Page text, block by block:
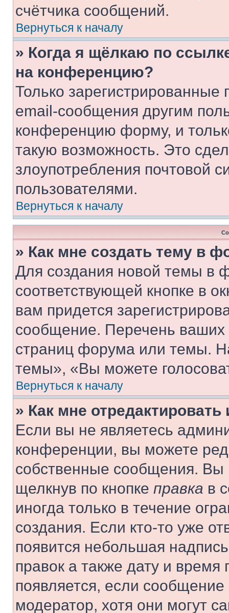
счётчика сообщений.
Вернуться к началу
» Когда я щёлкаю по
на конференцию?
Только зарегистрированные
email-сообщения другим
конференцию форму, и
такую возможность. Это
злоупотребления почтовой
пользователями.
Вернуться к началу
» Как мне создать тему в
Для создания новой темы в
соответствующей кнопке в
вам придется
сообщение. Перечень ваших
страниц форума или темы.
темы», «Вы можете
Вернуться к началу
» Как мне
Если вы не являетесь
конференции, вы можете
собственные сообщения. Вы
щелкнув по кнопке правка в
иногда только в течение
создания. Если кто-то уже
появится небольшая
правок а также дату и
появляется, если
модератор, хотя они могут